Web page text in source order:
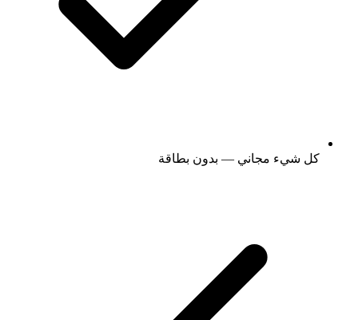
كل شيء مجاني — بدون بطاقة